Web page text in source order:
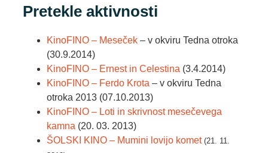
Pretekle aktivnosti
KinoFINO – Meseček – v okviru Tedna otroka
(30.9.2014)
KinoFINO – Ernest in Celestina (3.4.2014)
KinoFINO – Ferdo Krota – v okviru Tedna
otroka 2013 (07.10.2013)
KinoFINO – Loti in skrivnost mesečevega
kamna (20. 03. 2013)
ŠOLSKI KINO – Mumini lovijo komet (21. 11.